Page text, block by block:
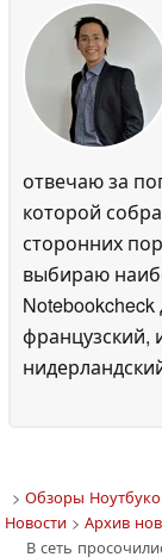
отвечаю за
которой
сторонних
выбираю
французский,
> Обзоры
Новости> Архив
В сеть